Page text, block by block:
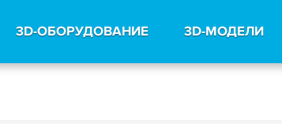
3D-ОБОРУДОВАНИЕ 3D-МОДЕЛИ